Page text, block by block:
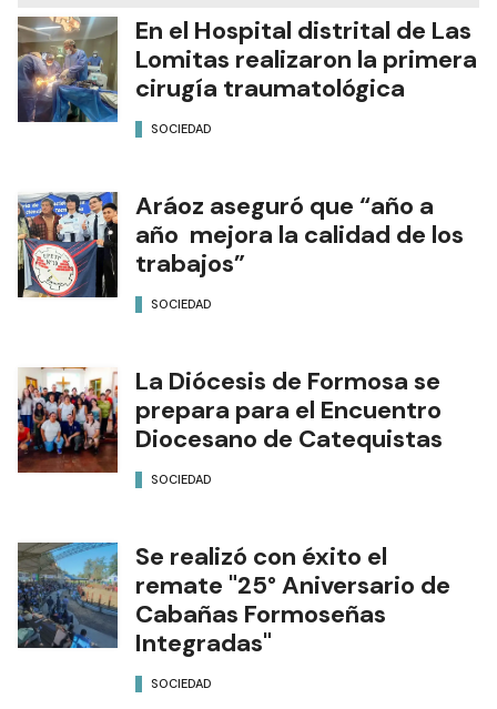
En el Hospital distrital de Las
Lomitas realizaron la primera
cirugía traumatológica
SOCIEDAD
Aráoz aseguró que “año a
año mejora la calidad de los
trabajos”
SOCIEDAD
La Diócesis de Formosa se
prepara para el Encuentro
Diocesano de Catequistas
SOCIEDAD
Se realizó con éxito el
remate "25° Aniversario de
Cabañas Formoseñas
Integradas"
SOCIEDAD